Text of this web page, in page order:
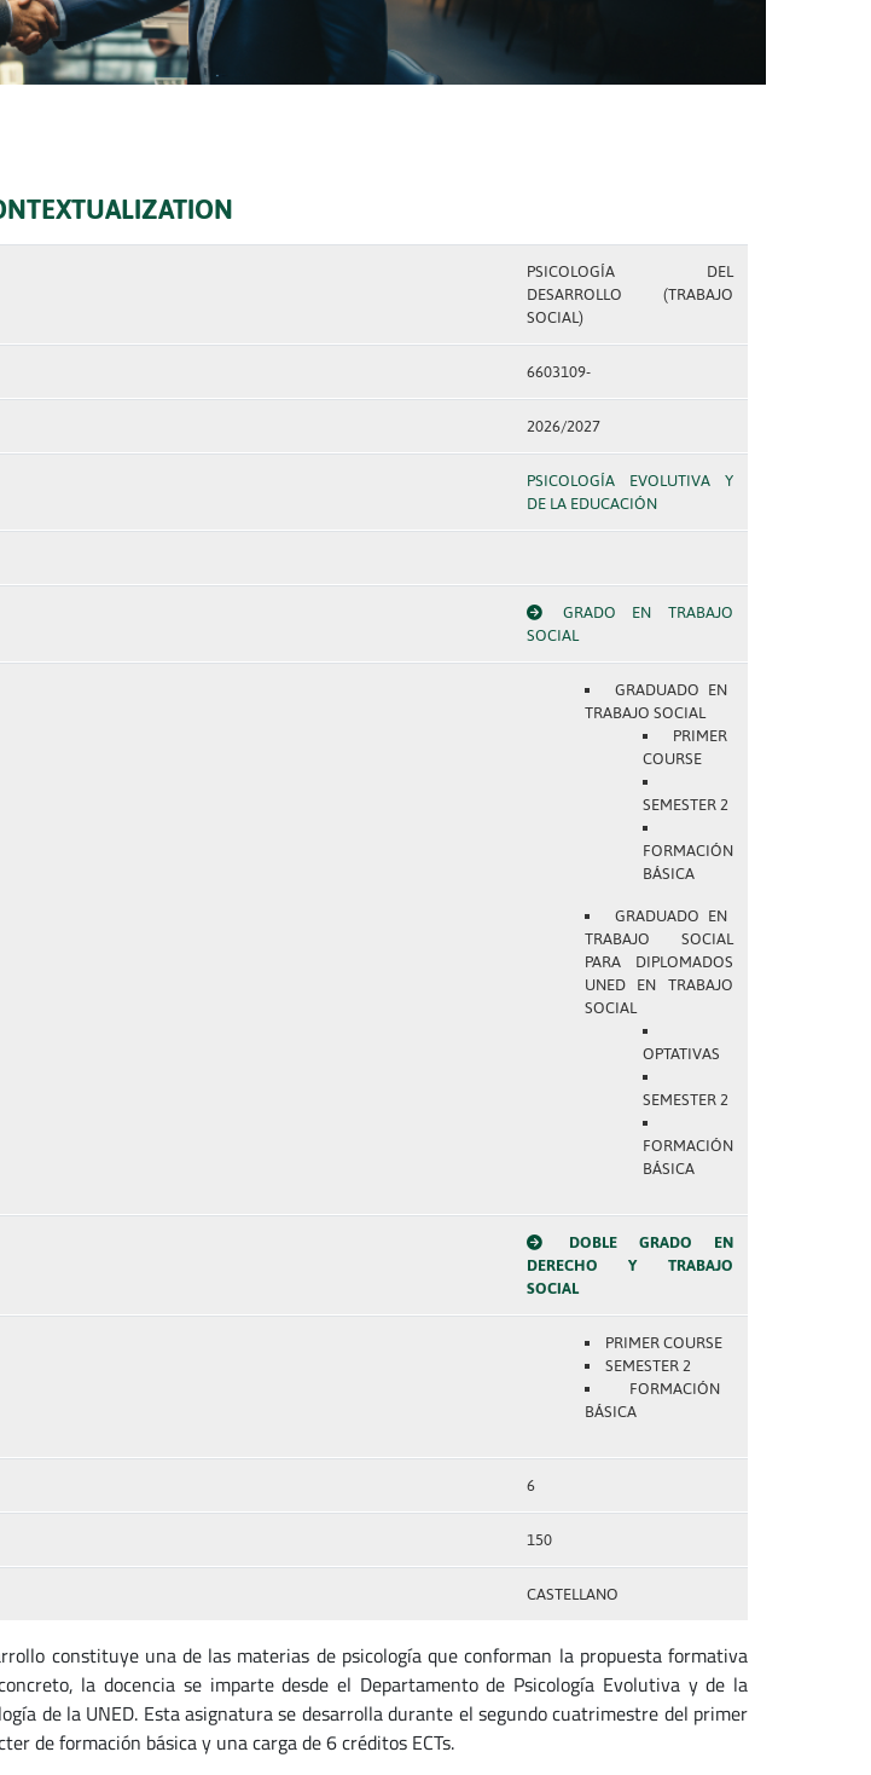
PSICOLOGÍA DEL
DESARROLLO (TRABAJO
SOCIAL)
6603109-
2026/2027
PSICOLOGÍA EVOLUTIVA Y
DE LA EDUCACIÓN
GRADO EN TRABAJO
SOCIAL
GRADUADO EN
TRABAJO SOCIAL
PRIMER
COURSE
SEMESTER 2
FORMACIÓN
BÁSICA
GRADUADO EN
TRABAJO SOCIAL
PARA DIPLOMADOS
UNED EN TRABAJO
SOCIAL
OPTATIVAS
SEMESTER 2
FORMACIÓN
BÁSICA
DOBLE GRADO EN
DERECHO Y TRABAJO
SOCIAL
PRIMER COURSE
SEMESTER 2
FORMACIÓN
BÁSICA
6
150
CASTELLANO
constituye una de las materias de psicología que conforman la propuesta formativa
la docencia se imparte desde el Departamento de Psicología Evolutiva y de la
de la UNED. Esta asignatura se desarrolla durante el segundo cuatrimestre del primer
de formación básica y una carga de 6 créditos ECTs.